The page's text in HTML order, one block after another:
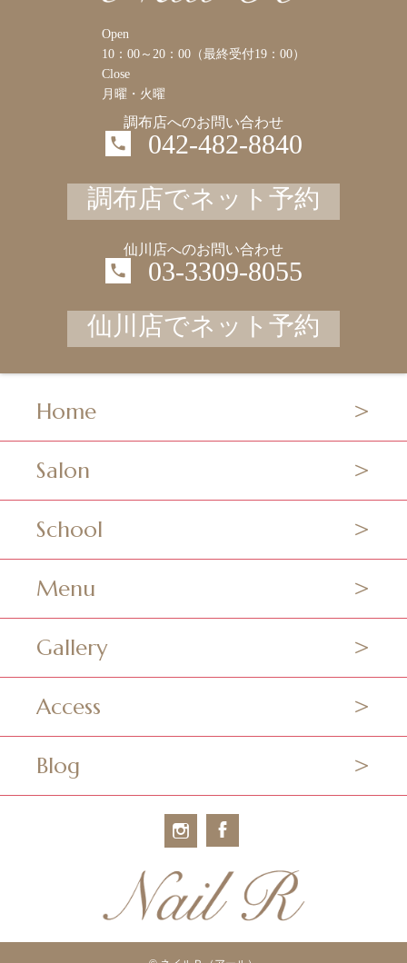
Open
10：00～20：00（最終受付19：00）
Close
月曜・火曜
調布店へのお問い合わせ
042-482-8840
調布店でネット予約
仙川店へのお問い合わせ
03-3309-8055
仙川店でネット予約
Home
Salon
School
Menu
Gallery
Access
Blog